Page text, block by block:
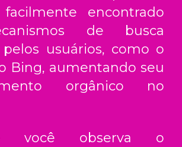
encontrado
de busca
usuários, como o
Bing, aumentando seu
orgânico no
você observa o